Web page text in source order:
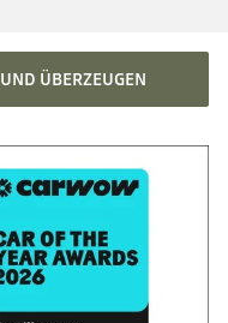
ÜBERZEUGEN